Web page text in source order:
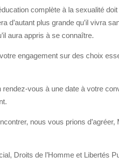
complète à la sexualité
d’autant plus grande qu’il vivra
aura appris à se connaître.
engagement sur des choix
vous à une date à votre
nous vous prions
Droits de l’Homme et Libertés